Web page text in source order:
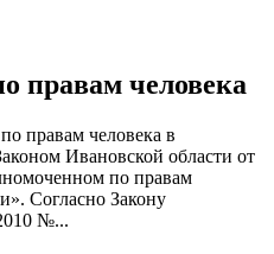
правам человека
правам человека в
Ивановской области от
по правам
Согласно Закону
№...